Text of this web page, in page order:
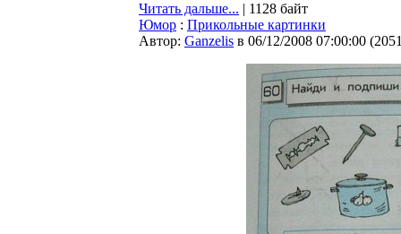
Читать дальше... | 1128 байт
Юмор : Прикольные картинки
Автор: Ganzelis в 06/12/2008 07:00:00 (